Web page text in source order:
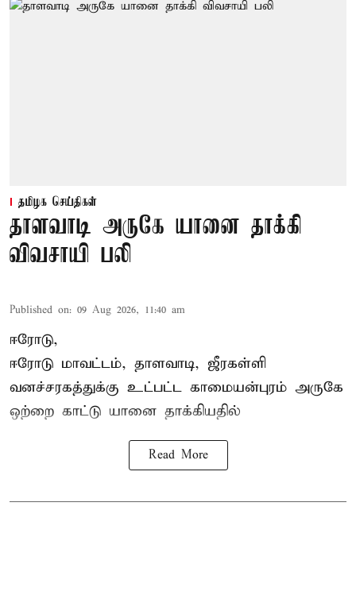
தமிழக செய்திகள்
தாளவாடி அருகே யானை தாக்கி
விவசாயி பலி
Published on: 09 Aug 2026, 11:40 am
ஈரோடு,
ஈரோடு மாவட்டம், தாளவாடி, ஜீரகள்ளி
வனச்சரகத்துக்கு உட்பட்ட காமையன்புரம் அருகே
ஒற்றை காட்டு யானை தாக்கியதில்
Read More